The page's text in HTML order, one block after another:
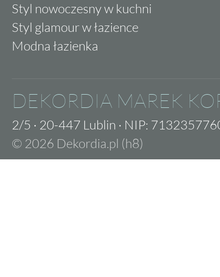
Styl nowoczesny w kuchni
Styl glamour w łazience
Modna łazienka
DEKORDIA MAREK
2/5 · 20-447 Lublin · NIP:
© 2026 Dekordia.pl (h8)